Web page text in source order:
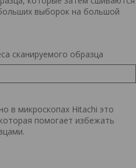
выборок на большой
сканируемого образца
в микроскопах Hitachi это
помогает избежать